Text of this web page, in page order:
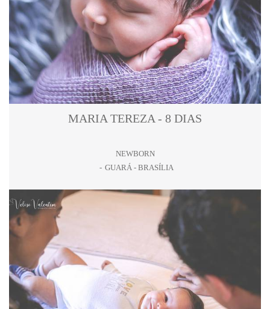
MARIA TEREZA - 8 DIAS
NEWBORN
GUARÁ - BRASÍLIA